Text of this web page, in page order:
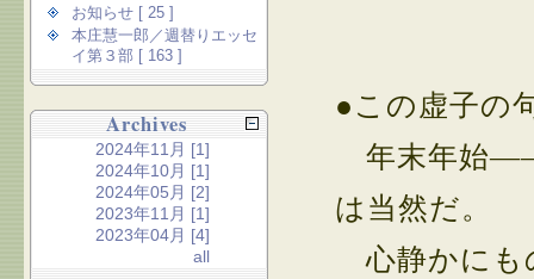
●この虚子の
年末年始――
は当然だ。
心静かにも
お知らせ [ 25 ]
本庄慧一郎／週替りエッセ
イ第３部 [ 163 ]
Archives
2024年11月 [1]
2024年10月 [1]
2024年05月 [2]
2023年11月 [1]
2023年04月 [4]
all